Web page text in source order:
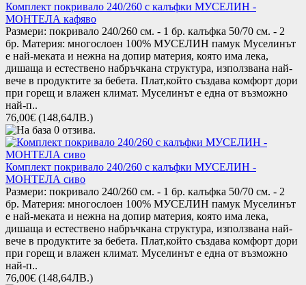
Комплект покривало 240/260 с калъфки МУСЕЛИН -
МОНТЕЛА кафяво
Размери: покривало 240/260 см. - 1 бр. калъфка 50/70 см. - 2
бр. Материя: многослоен 100% МУСЕЛИН памук Муселинът
е най-меката и нежна на допир материя, която има лека,
дишаща и естествено набръчкана структура, използвана най-
вече в продуктите за бебета. Плат,който създава комфорт дори
при горещ и влажен климат. Муселинът е една от възможно
най-п..
76,00€ (148,64ЛВ.)
Комплект покривало 240/260 с калъфки МУСЕЛИН -
МОНТЕЛА сиво
Размери: покривало 240/260 см. - 1 бр. калъфка 50/70 см. - 2
бр. Материя: многослоен 100% МУСЕЛИН памук Муселинът
е най-меката и нежна на допир материя, която има лека,
дишаща и естествено набръчкана структура, използвана най-
вече в продуктите за бебета. Плат,който създава комфорт дори
при горещ и влажен климат. Муселинът е една от възможно
най-п..
76,00€ (148,64ЛВ.)